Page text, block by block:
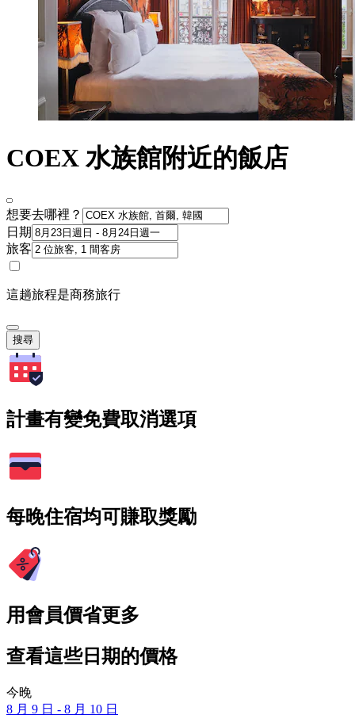
COEX 水族館附近的飯店
想要去哪裡？
日期
旅客
這趟旅程是商務旅行
搜尋
計畫有變免費取消選項
每晚住宿均可賺取獎勵
用會員價省更多
查看這些日期的價格
今晚
8 月 9 日 - 8 月 10 日